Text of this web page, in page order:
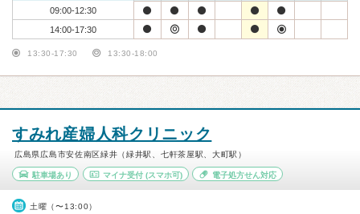
09:00-12:30
14:00-17:30
13:30-17:30 13:30-18:00
すみれ産婦人科クリニック
広島県広島市安佐南区緑井（緑井駅、七軒茶屋駅、大町駅）
駐車場あり マイナ受付(スマホ可) 電子処方せん対応
土曜（〜13:00）